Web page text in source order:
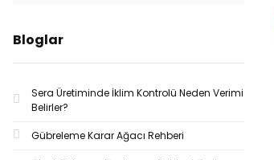
SUNEVER (2)
ACTAGRO (1)
Agrikem (1)
Bloglar
Sera Üretiminde İklim Kontrolü Neden Verimi
Belirler?
Gübreleme Karar Ağacı Rehberi